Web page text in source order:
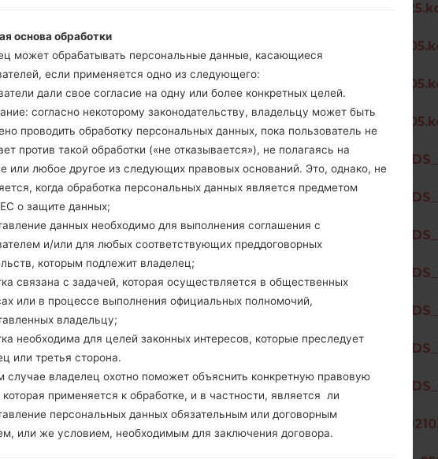
G900N
of Korea)
G900N добавлен файл
of Korea)
добавлен файл
of Korea)
K410EMW добавлен файл
NLD(Netherlands)
K410EMW добавлен файл
HUX(Hungary)
K410EMW добавлен файл
HUN(Hungary)
K410EMW добавлен файл
IBR()
K410EMW добавлен файл
DEA()
K410EMW добавлен файл
POC(Poland)
K410EMW
ITC(Italy)
M700F добавлен файл
1) регион TFH(Chile)
основа обработки
может обрабатывать персональные данные, касающиеся
если применяется одно из следующего:
дали свое согласие на одну или более конкретных целей.
согласно некоторому законодательству, владельцу может быть
проводить обработку персональных данных, пока пользователь не
против такой обработки («не отказывается»), не полагаясь на
или любое другое из следующих правовых оснований. Это, однако, не
когда обработка персональных данных является предметом
о защите данных;
данных необходимо для выполнения соглашения с
и/или для любых соответствующих преддоговорных
которым подлежит владелец;
связана с задачей, которая осуществляется в общественных
или в процессе выполнения официальных полномочий,
владельцу;
необходима для целей законных интересов, которые преследует
или третья сторона.
случае владелец охотно поможет объяснить конкретную правовую
применяется к обработке, и в частности, является ли
персональных данных обязательным или договорным
или же условием, необходимым для заключения договора.